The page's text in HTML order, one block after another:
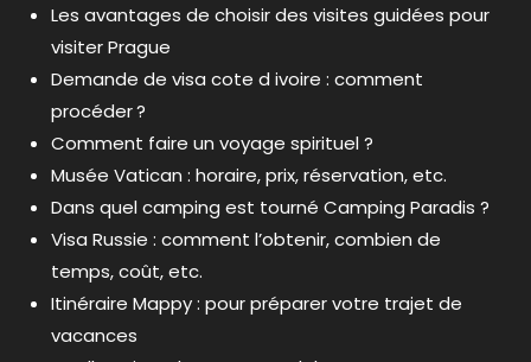
Les avantages de choisir des visites guidées pour
visiter Prague
Demande de visa cote d ivoire : comment
procéder ?
Comment faire un voyage spirituel ?
Musée Vatican : horaire, prix, réservation, etc.
Dans quel camping est tourné Camping Paradis ?
Visa Russie : comment l’obtenir, combien de
temps, coût, etc.
Itinéraire Mappy : pour préparer votre trajet de
vacances